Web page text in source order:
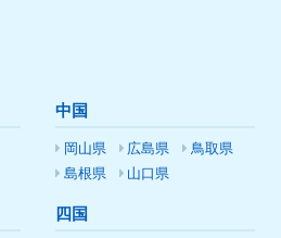
中国
岡山県 広島県
鳥取県
島根県
山口県
四国